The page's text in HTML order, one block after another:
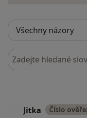
Hledejte v názorech
Jitka Číslo